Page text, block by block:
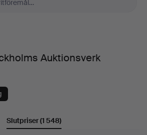
Auktionsverk
Slutpriser(1 548)